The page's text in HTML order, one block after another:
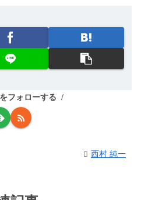
フォローする
西村 純一